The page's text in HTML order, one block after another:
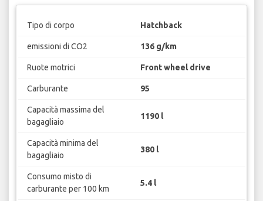
Tipo di corpo Hatchback
emissioni di CO2 136 g/km
Ruote motrici Front wheel drive
Carburante 95
Capacità massima del
bagagliaio
1190 l
Capacità minima del
bagagliaio
380 l
Consumo misto di
carburante per 100 km
5.4 l